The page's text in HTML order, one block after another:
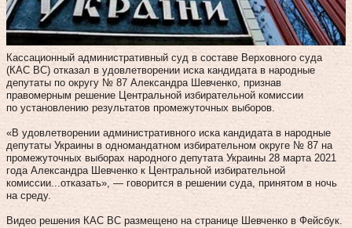
Кассационный административный суд в составе Верховного суда
(КАС ВС) отказал в удовлетворении иска кандидата в народные
депутаты по округу № 87 Александра Шевченко, признав
правомерным решение Центральной избирательной комиссии
по установлению результатов промежуточных выборов.
«В удовлетворении административного иска кандидата в народные
депутаты Украины в одномандатном избирательном округе № 87 на
промежуточных выборах народного депутата Украины 28 марта 2021
года Александра Шевченко к Центральной избирательной
комиссии...отказать», — говорится в решении суда, принятом в ночь
на среду.
Видео решения КАС ВС размещено на странице Шевченко в Фейсбук.